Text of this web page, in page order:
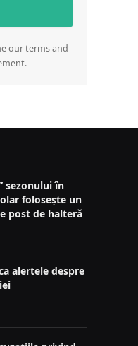
our terms and
sezonului în
folosește un
post de halteră
alertele despre